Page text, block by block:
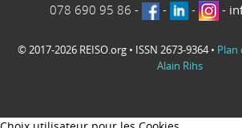
078 690 95 86 - - - -
© 2017-2026 REISO.org • ISSN 2673-9364 • Plan
Alain Rihs